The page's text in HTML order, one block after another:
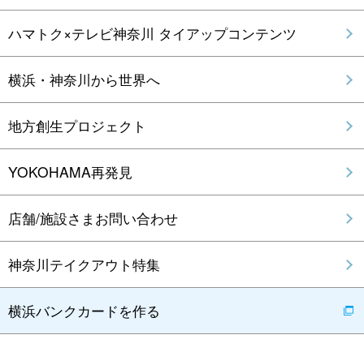
ハマトク×テレビ神奈川 タイアップコンテンツ
横浜・神奈川から世界へ
地方創生プロジェクト
YOKOHAMA再発見
店舗/施設さまお問い合わせ
神奈川テイクアウト特集
横浜バンクカードを作る